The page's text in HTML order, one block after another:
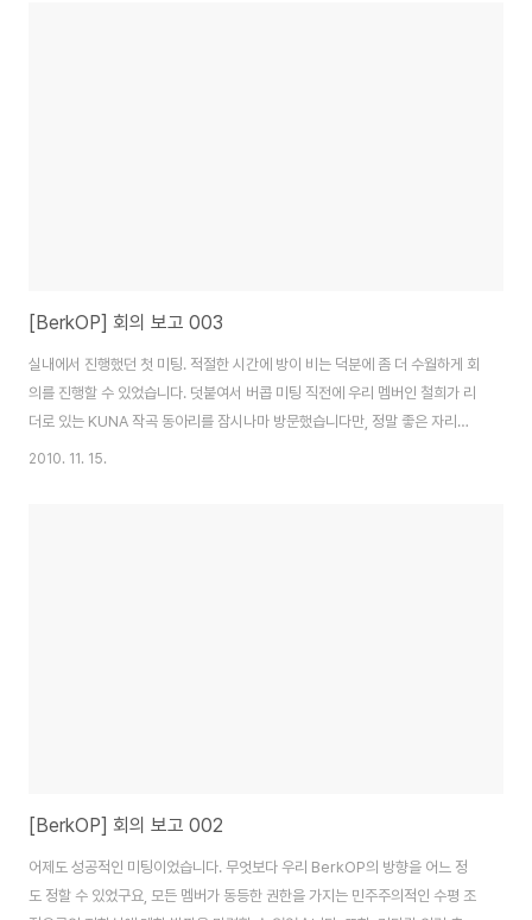
[BerkOP] 회의 보고 003
실내에서 진행했던 첫 미팅. 적절한 시간에 방이 비는 덕분에 좀 더 수월하게 회
의를 진행할 수 있었습니다. 덧붙여서 버콥 미팅 직전에 우리 멤버인 철희가 리
더로 있는 KUNA 작곡 동아리를 잠시나마 방문했습니다만, 정말 좋은 자리였
던 것 같습니다. 그 외에도 모두 제각각 뛰어난 점이 있는 우리 멤버들. 이런 여
2010. 11. 15.
[BerkOP] 회의 보고 002
어제도 성공적인 미팅이었습니다. 무엇보다 우리 BerkOP의 방향을 어느 정
도 정할 수 있었구요, 모든 멤버가 동등한 권한을 가지는 민주주의적인 수평 조